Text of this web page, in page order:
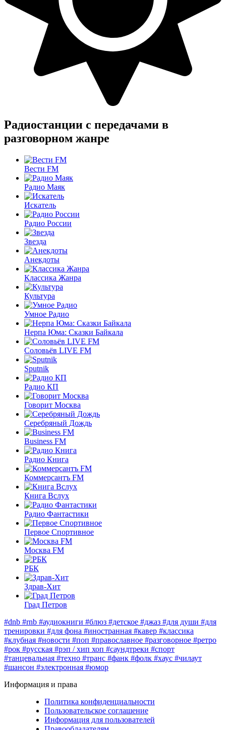
Радиостанции с передачами в
разговорном жанре
Вести FM
Радио Маяк
Искатель
Радио России
Звезда
Анекдоты
Классика Жанра
Культура
Умное Радио
Нерпа Юма: Сказки Байкала
Соловьёв LIVE FM
Sputnik
Радио КП
Говорит Москва
Серебряный Дождь
Business FM
Радио Книга
Коммерсантъ FM
Книга Вслух
Радио Фантастики
Первое Спортивное
Москва FM
РБК
Здрав-Хит
Град Петров
#dnb #rnb #аудиокниги #блюз #детское #джаз #для души #для
тренировки #для фона #иностранная #кавер #классика
#клубная #новости #поп #православное #разговорное #ретро
#рок #русская #рэп / хип хоп #саундтреки #спорт
#танцевальная #техно #транс #фанк #фолк #хауc #чилаут
#шансон #электронная #юмор
Информация и права
Политика конфиденциальности
Пользовательское соглашение
Информация для пользователей